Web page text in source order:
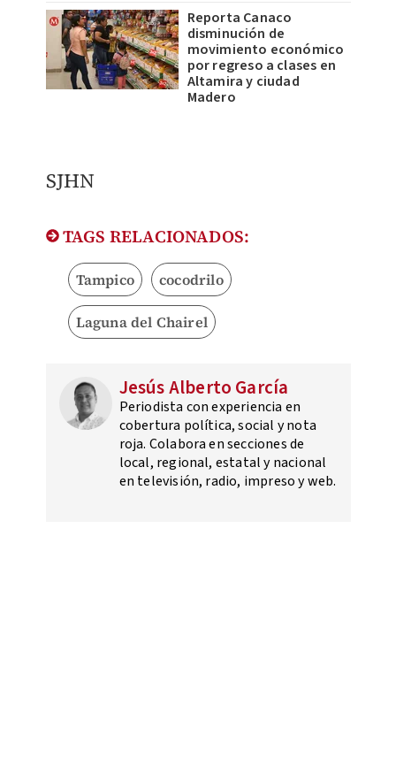
Reporta Canaco
disminución de
movimiento económico
por regreso a clases en
Altamira y ciudad
Madero
SJHN
TAGS RELACIONADOS:
Tampico cocodrilo
Laguna del Chairel
Jesús Alberto García
Periodista con experiencia en
cobertura política, social y nota
roja. Colabora en secciones de
local, regional, estatal y nacional
en televisión, radio, impreso y web.